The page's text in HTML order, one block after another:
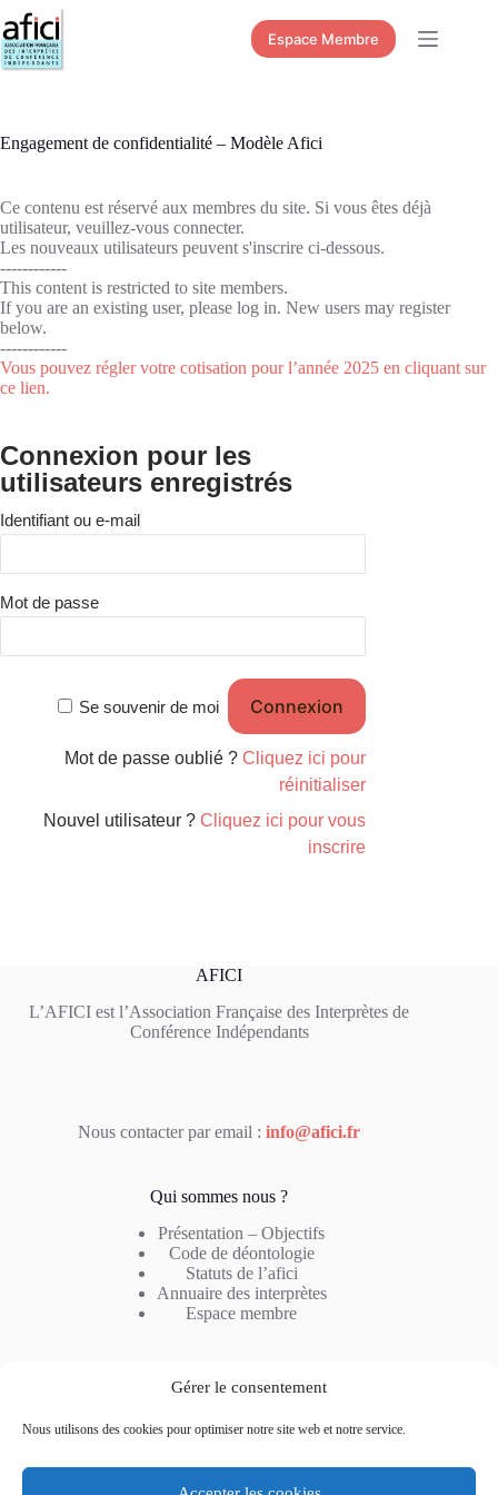
Gérer le consentement
Nous utilisons des cookies pour optimiser notre site web et notre service.
Passer
au
contenu
Espace Membre
Engagement de confidentialité – Modèle Afici
Ce contenu est réservé aux membres du site. Si vous êtes déjà
utilisateur, veuillez-vous connecter.
Les nouveaux utilisateurs peuvent s'inscrire ci-dessous.
------------
This content is restricted to site members.
If you are an existing user, please log in. New users may register
below.
------------
Vous pouvez régler votre cotisation pour l’année 2025 en cliquant sur
ce lien.
Connexion pour les
utilisateurs enregistrés
Identifiant ou e-mail
Mot de passe
Se souvenir de moi
Mot de passe oublié ?Cliquez ici pour
réinitialiser
Nouvel utilisateur ?Cliquez ici pour vous
inscrire
AFICI
L’AFICI est l’Association Française des Interprètes de
Conférence Indépendants
Nous contacter par email :info@afici.fr
Qui sommes nous ?
Présentation – Objectifs
Code de déontologie
Statuts de l’afici
Annuaire des interprètes
Espace membre
Notre métier
Type d’interprétation
Questions fréquentes